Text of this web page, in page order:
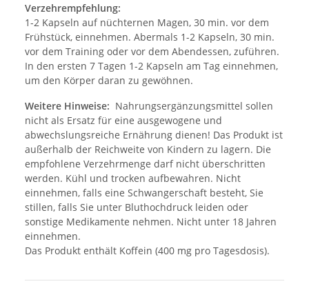
Verzehrempfehlung:
1-2 Kapseln auf nüchternen Magen, 30 min. vor dem
Frühstück, einnehmen. Abermals 1-2 Kapseln, 30 min.
vor dem Training oder vor dem Abendessen, zuführen.
In den ersten 7 Tagen 1-2 Kapseln am Tag einnehmen,
um den Körper daran zu gewöhnen.
Weitere Hinweise: Nahrungsergänzungsmittel sollen
nicht als Ersatz für eine ausgewogene und
abwechslungsreiche Ernährung dienen! Das Produkt ist
außerhalb der Reichweite von Kindern zu lagern. Die
empfohlene Verzehrmenge darf nicht überschritten
werden. Kühl und trocken aufbewahren. Nicht
einnehmen, falls eine Schwangerschaft besteht, Sie
stillen, falls Sie unter Bluthochdruck leiden oder
sonstige Medikamente nehmen. Nicht unter 18 Jahren
einnehmen.
Das Produkt enthält Koffein (400 mg pro Tagesdosis).